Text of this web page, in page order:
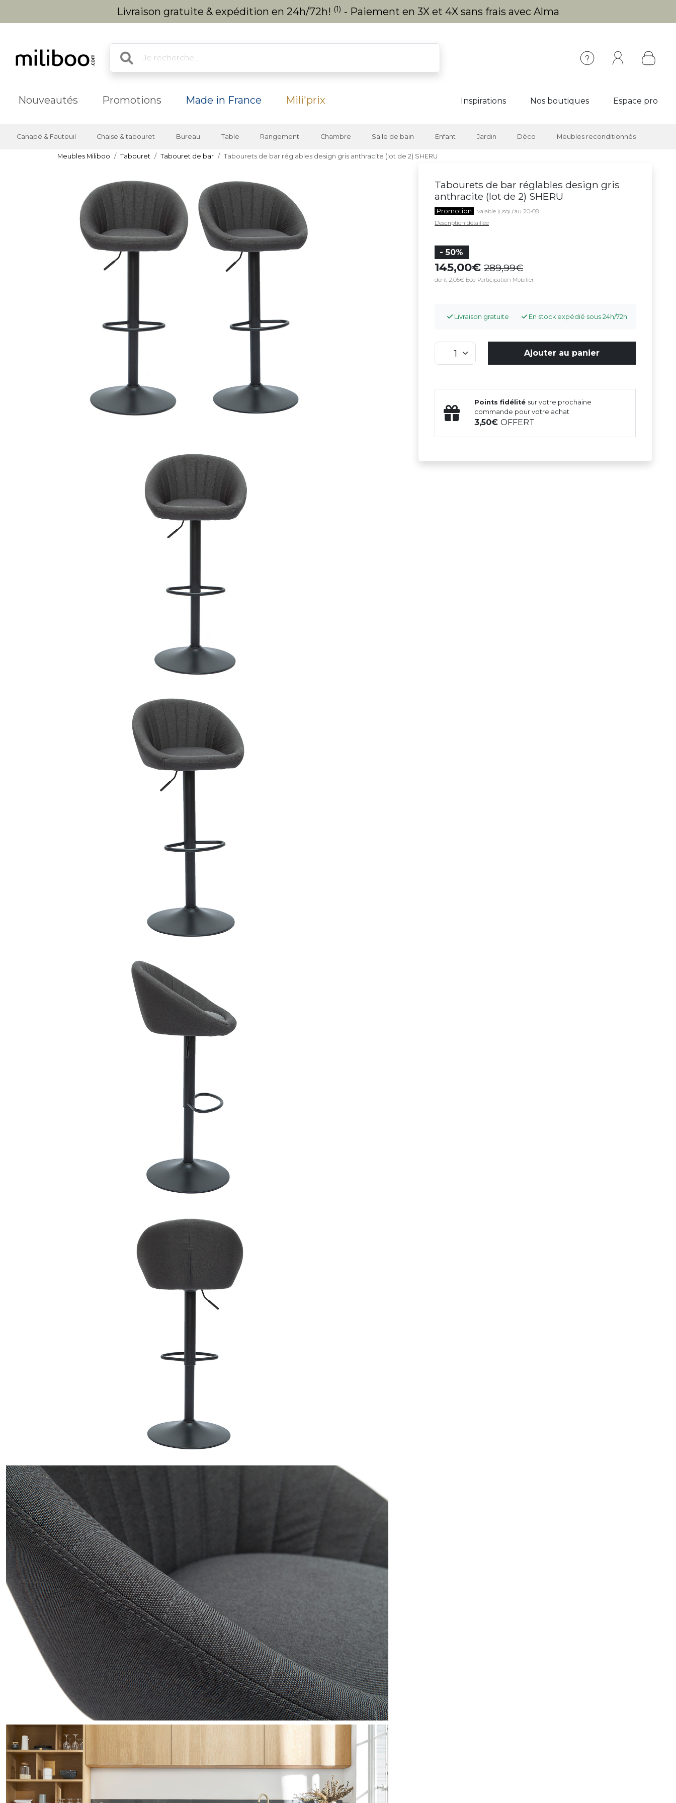
Livraison gratuite & expédition en 24h/72h! (1) - Paiement en 3X et 4X sans frais avec Alma
Nouveautés Promotions Made in France Mili'prix Inspirations Nos boutiques Espace pro
Canapé & Fauteuil Chaise & tabouret Bureau Table Rangement Chambre Salle de bain Enfant Jardin Déco Meubles reconditionnés
Meubles Miliboo Tabouret Tabouret de bar Tabourets de bar réglables design gris anthracite (lot de 2) SHERU
Tabourets de bar réglables design gris
anthracite (lot de 2) SHERU
Promotion
valable jusqu'au 20-08
Description détaillée
- 50%
145,00 289,99
dont 2,05€ Eco-Participation Mobilier
Livraison gratuite En stock expédié sous 24h/72h
Ajouter au panier
Points fidélité sur votre prochaine
commande pour votre achat
3,50OFFERT